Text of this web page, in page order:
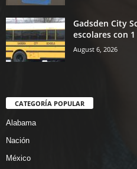
Gadsden City
escolares con
August 6, 2026
CATEGORÍA POPULAR
Alabama
Nación
México